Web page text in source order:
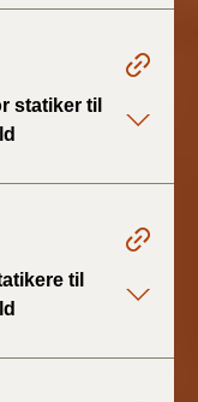
statiker til
til